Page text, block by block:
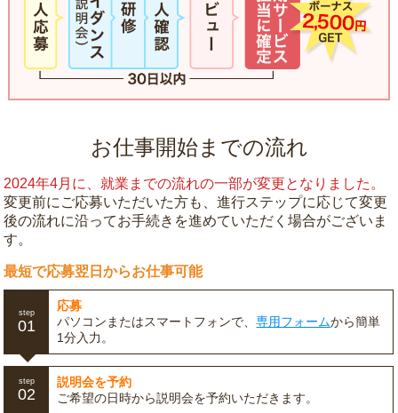
お仕事開始までの流れ
2024年4月に、就業までの流れの一部が変更となりました。
変更前にご応募いただいた方も、進行ステップに応じて変更
後の流れに沿ってお手続きを進めていただく場合がございま
す。
最短で応募翌日からお仕事可能
step
01
応募
パソコンまたはスマートフォンで、専用フォームから簡単
1分入力。
step
02
説明会を予約
ご希望の日時から説明会を予約いただきます。